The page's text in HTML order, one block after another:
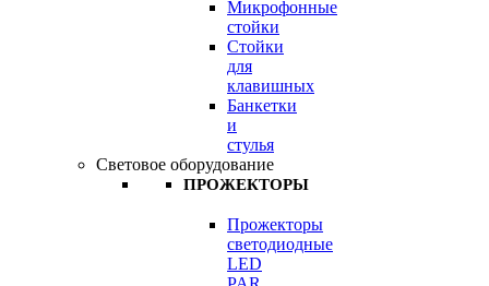
Микрофонные
стойки
Стойки
для
клавишных
Банкетки
и
стулья
Световое оборудование
ПРОЖЕКТОРЫ
Прожекторы
светодиодные
LED